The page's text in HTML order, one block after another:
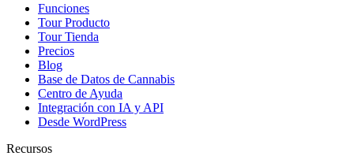
Funciones
Tour Producto
Tour Tienda
Precios
Blog
Base de Datos de Cannabis
Centro de Ayuda
Integración con IA y API
Desde WordPress
Recursos